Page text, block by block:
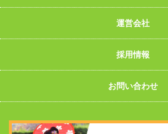
運営会社
採用情報
お問い合わせ